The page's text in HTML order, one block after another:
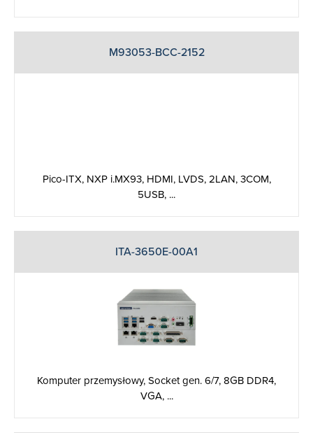
M93053-BCC-2152
Pico-ITX, NXP i.MX93, HDMI, LVDS, 2LAN, 3COM,
5USB, ...
ITA-3650E-00A1
Komputer przemysłowy, Socket gen. 6/7, 8GB DDR4,
VGA, ...